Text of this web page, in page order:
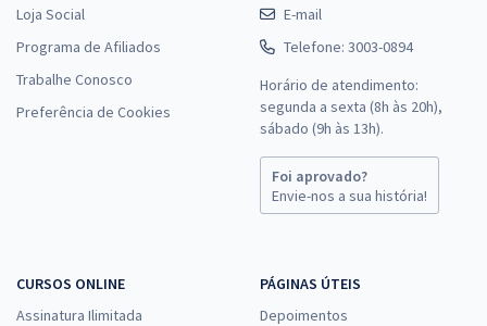
Loja Social
Programa de Afiliados
Trabalhe Conosco
Preferência de Cookies
E-mail
Telefone: 3003-0894
Horário de atendimento:
segunda a sexta (8h às 20h),
sábado (9h às 13h).
Foi aprovado?
Envie-nos a sua história!
CURSOS ONLINE
Assinatura Ilimitada
PÁGINAS ÚTEIS
Depoimentos